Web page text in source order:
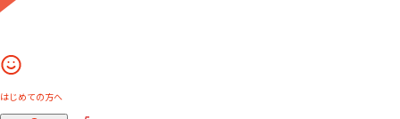
はじめての方へ